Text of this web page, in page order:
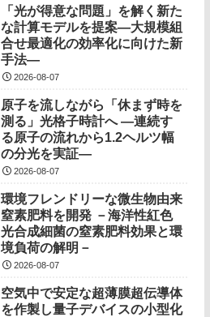
「光が得意な問題」を解く新た
な計算モデルを提案―大規模組
合せ最適化の効率化に向けた新
手法―
2026-08-07
原子を流しながら「休まず時を
測る」光格子時計へ ―連続す
る原子の流れから1.2ヘルツ幅
の分光を実証―
2026-08-07
環境フレンドリーな微生物由来
窒素肥料を開発 －海洋性紅色
光合成細菌の窒素肥料効果と環
境負荷の解明－
2026-08-07
空気中で安定な超薄膜超伝導体
を作製し量子デバイスの小型化